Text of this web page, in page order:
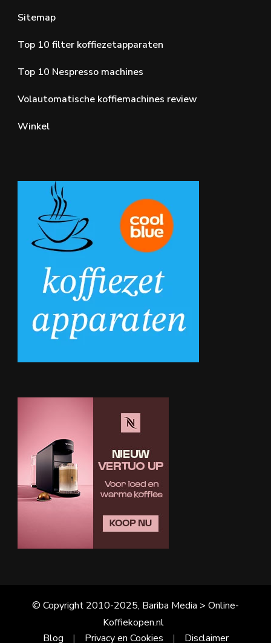
Sitemap
Top 10 filter koffiezetapparaten
Top 10 Nespresso machines
Volautomatische koffiemachines review
Winkel
© Copyright 2010-2025, Bariba Media > Online-
Koffiekopen.nl
Blog
Privacy en Cookies Disclaimer